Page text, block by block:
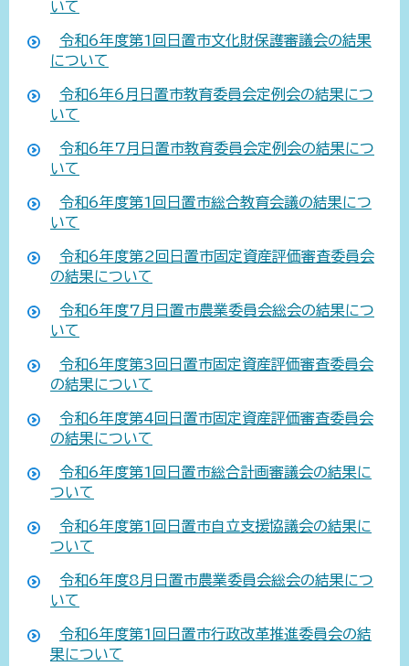
いて
令和6年度第1回日置市文化財保護審議会の結果
について
令和6年6月日置市教育委員会定例会の結果につ
いて
令和6年7月日置市教育委員会定例会の結果につ
いて
令和6年度第1回日置市総合教育会議の結果につ
いて
令和6年度第2回日置市固定資産評価審査委員会
の結果について
令和6年度7月日置市農業委員会総会の結果につ
いて
令和6年度第3回日置市固定資産評価審査委員会
の結果について
令和6年度第4回日置市固定資産評価審査委員会
の結果について
令和6年度第1回日置市総合計画審議会の結果に
ついて
令和6年度第1回日置市自立支援協議会の結果に
ついて
令和6年度8月日置市農業委員会総会の結果につ
いて
令和6年度第1回日置市行政改革推進委員会の結
果について